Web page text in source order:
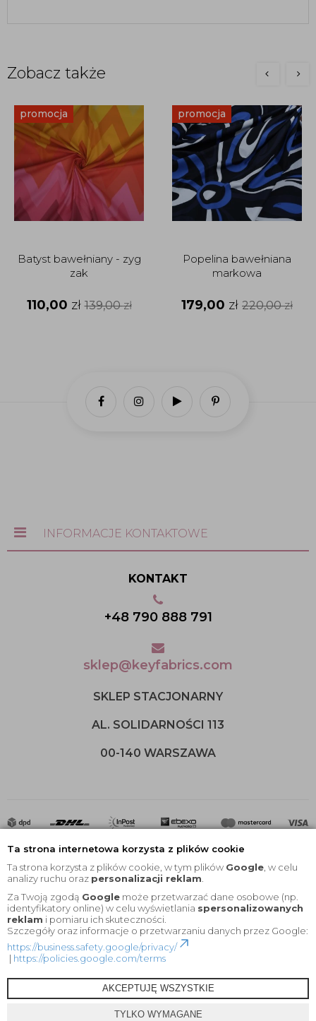
Ta strona internetowa korzysta z plików cookie
Ta strona korzysta z plików cookie, w tym plików Google , w celu
analizy ruchu oraz personalizacji reklam
Za Twoją zgodą Google może przetwarzać dane osobowe (np.
identyfikatory online) w celu wyświetlania spersonalizowanych
reklam i pomiaru ich skuteczności.
Szczegóły oraz informacje o przetwarzaniu danych przez Google:
https://business.safety.google/privacy/
| https://policies.google.com/terms
AKCEPTUJĘ WSZYSTKIE
TYLKO WYMAGANE
Zobacz także
promocja
Batyst bawełniany - zyg
zak
110,00 zł 139,00zł
promocja
Popelina bawełniana
markowa
179,00 zł 220,00zł
INFORMACJE KONTAKTOWE
KONTAKT
+48 790 888 791
sklep@keyfabrics.com
SKLEP STACJONARNY
AL. SOLIDARNOŚCI 113
00-140 WARSZAWA
2020 © Wszelkie Prawa Zastrzeżone |KEYfabrics
Projekt i oprogramowanie sklepu: